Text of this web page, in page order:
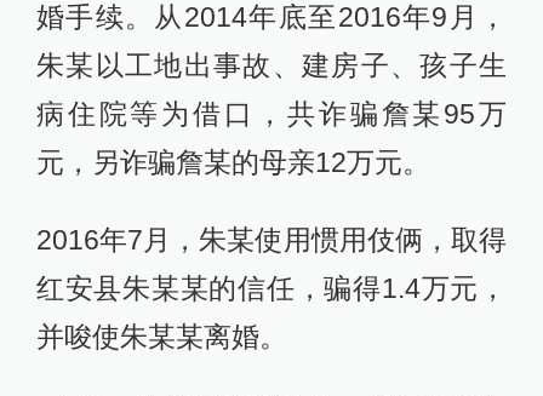
婚手续。从2014年底至2016年9月，
朱某以工地出事故、建房子、孩子生
病住院等为借口，共诈骗詹某95万
元，另诈骗詹某的母亲12万元。
2016年7月，朱某使用惯用伎俩，取得
红安县朱某某的信任，骗得1.4万元，
并唆使朱某某离婚。